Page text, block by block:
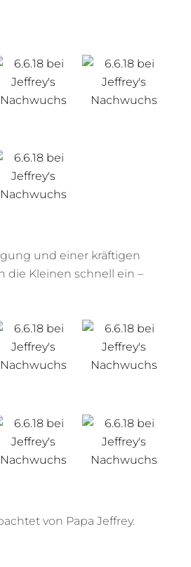
und einer kräftigen
die Kleinen schnell ein –
von Papa Jeffrey.